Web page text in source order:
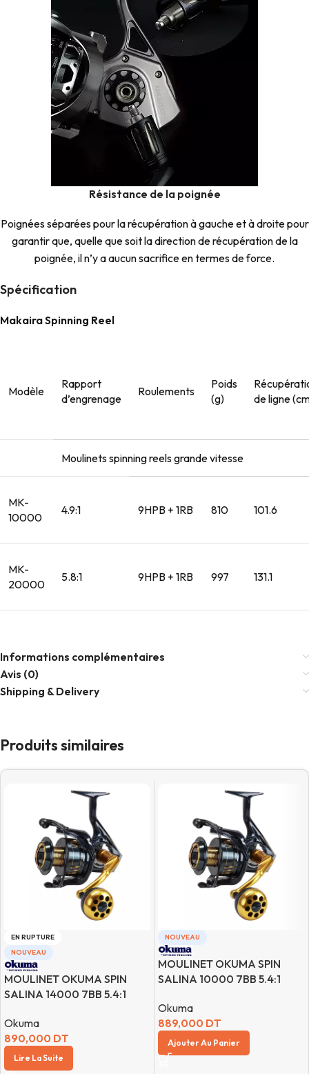
Résistance de la poignée
Poignées séparées pour la récupération à gauche et à droite pour
garantir que, quelle que soit la direction de récupération de la
poignée, il n’y a aucun sacrifice en termes de force.
Spécification
Makaira Spinning Reel
Modèle
Rapport
d’engrenage
Roulements
Poids
(g)
de ligne
Moulinets spinning reels grande vitesse
MK-
10000
4.9:1 9HPB + 1RB 810 101.6
MK-
20000
5.8:1 9HPB + 1RB 997 131.1
Informations complémentaires
Avis (0)
Shipping & Delivery
Produits similaires
EN RUPTURE
NOUVEAU
MOULINET OKUMA SPIN
SALINA 14000 7BB 5.4:1
Okuma
890,000 DT
Lire La Suite
NOUVEAU
MOULINET OKUMA SPIN
SALINA 10000 7BB 5.4:1
Okuma
889,000 DT
Ajouter Au Panier